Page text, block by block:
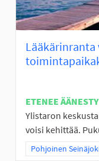
Lääkärinranta
ETENEE
Ylistaron
voisi kehittää.
Rajaa tulokset
Pohjoinen